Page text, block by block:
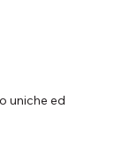
uniche ed